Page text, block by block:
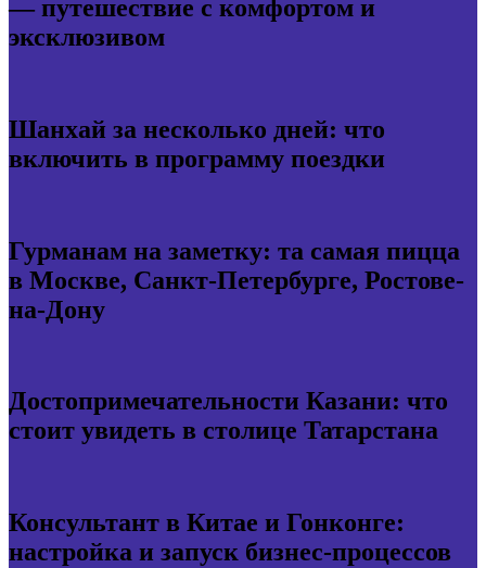
— путешествие с комфортом и
эксклюзивом
Шанхай за несколько дней: что
включить в программу поездки
Гурманам на заметку: та самая пицца
в Москве, Санкт-Петербурге, Ростове-
на-Дону
Достопримечательности Казани: что
стоит увидеть в столице Татарстана
Консультант в Китае и Гонконге:
настройка и запуск бизнес-процессов